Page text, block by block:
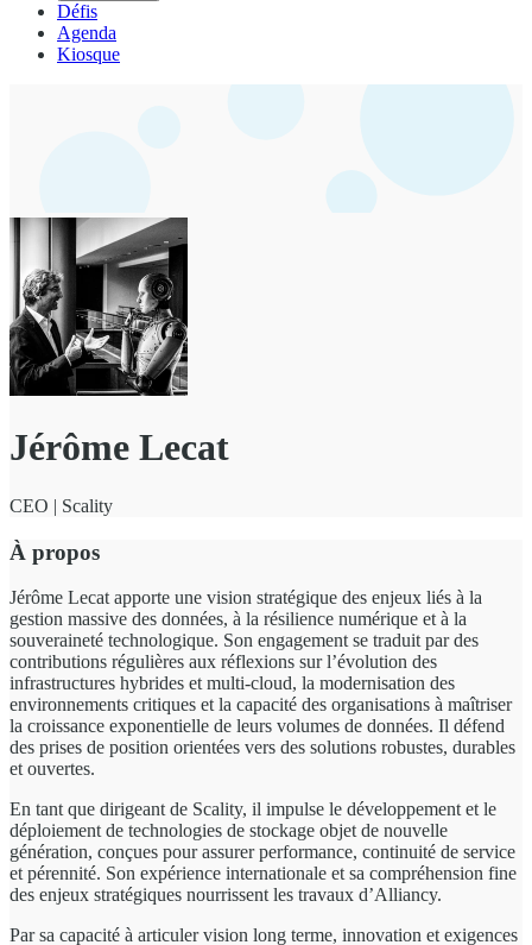
Défis
Agenda
Kiosque
Jérôme Lecat
CEO | Scality
À propos
Jérôme Lecat apporte une vision stratégique des enjeux liés à la
gestion massive des données, à la résilience numérique et à la
souveraineté technologique. Son engagement se traduit par des
contributions régulières aux réflexions sur l’évolution des
infrastructures hybrides et multi-cloud, la modernisation des
environnements critiques et la capacité des organisations à maîtriser
la croissance exponentielle de leurs volumes de données. Il défend
des prises de position orientées vers des solutions robustes, durables
et ouvertes.
En tant que dirigeant de Scality, il impulse le développement et le
déploiement de technologies de stockage objet de nouvelle
génération, conçues pour assurer performance, continuité de service
et pérennité. Son expérience internationale et sa compréhension fine
des enjeux stratégiques nourrissent les travaux d’Alliancy.
Par sa capacité à articuler vision long terme, innovation et exigences